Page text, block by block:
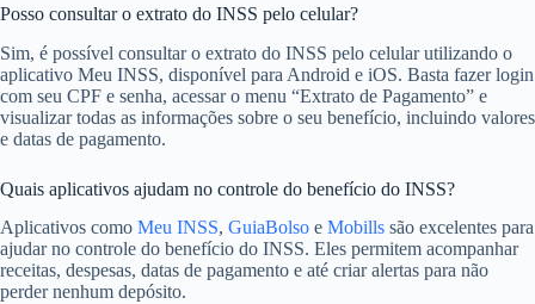
Posso consultar o extrato do INSS pelo celular?
Sim, é possível consultar o extrato do INSS pelo celular utilizando o
aplicativo Meu INSS, disponível para Android e iOS. Basta fazer login
com seu CPF e senha, acessar o menu “Extrato de Pagamento” e
visualizar todas as informações sobre o seu benefício, incluindo valores
e datas de pagamento.
Quais aplicativos ajudam no controle do benefício do INSS?
Aplicativos como Meu INSS, GuiaBolso e Mobills são excelentes para
ajudar no controle do benefício do INSS. Eles permitem acompanhar
receitas, despesas, datas de pagamento e até criar alertas para não
perder nenhum depósito.